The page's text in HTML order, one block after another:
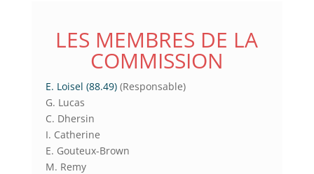
LES MEMBRES DE LA
COMMISSION
E. Loisel (88.49)(Responsable)
G. Lucas
C. Dhersin
I. Catherine
E. Gouteux-Brown
M. Remy